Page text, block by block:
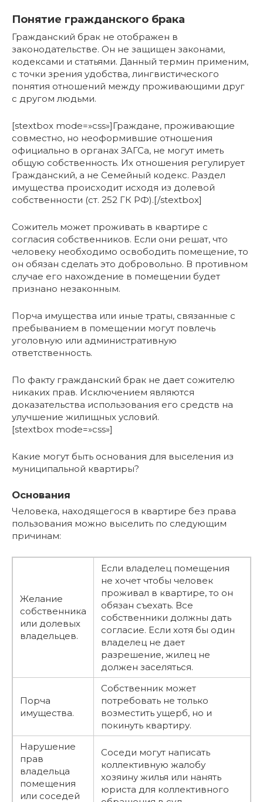
Понятие гражданского брака
Гражданский брак не отображен в
законодательстве. Он не защищен законами,
кодексами и статьями. Данный термин применим,
с точки зрения удобства, лингвистического
понятия отношений между проживающими друг
с другом людьми.
[stextbox mode=»css»]Граждане, проживающие
совместно, но неоформившие отношения
официально в органах ЗАГСа, не могут иметь
общую собственность. Их отношения регулирует
Гражданский, а не Семейный кодекс. Раздел
имущества происходит исходя из долевой
собственности (ст. 252 ГК РФ).[/stextbox]
Сожитель может проживать в квартире с
согласия собственников. Если они решат, что
человеку необходимо освободить помещение, то
он обязан сделать это добровольно. В противном
случае его нахождение в помещении будет
признано незаконным.
Порча имущества или иные траты, связанные с
пребыванием в помещении могут повлечь
уголовную или административную
ответственность.
По факту гражданский брак не дает сожителю
никаких прав. Исключением являются
доказательства использования его средств на
улучшение жилищных условий.
[stextbox mode=»css»]
Какие могут быть основания для выселения из
муниципальной квартиры?
Основания
Человека, находящегося в квартире без права
пользования можно выселить по следующим
причинам:
Желание
собственника
или долевых
владельцев.
Если владелец помещения
не хочет чтобы человек
проживал в квартире, то он
обязан съехать. Все
собственники должны дать
согласие. Если хотя бы один
владелец не дает
разрешение, жилец не
должен заселяться.
Порча
имущества.
Собственник может
потребовать не только
возместить ущерб, но и
покинуть квартиру.
Нарушение
прав
владельца
помещения
или соседей
Соседи могут написать
коллективную жалобу
хозяину жилья или нанять
юриста для коллективного